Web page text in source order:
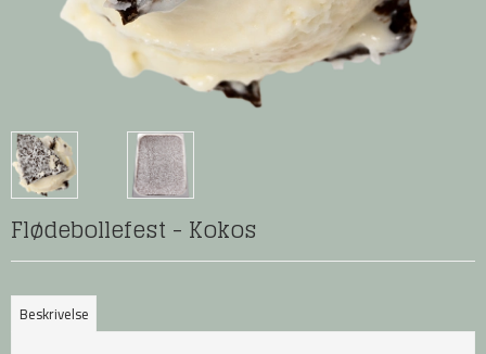
Flødebollefest - Kokos
Beskrivelse